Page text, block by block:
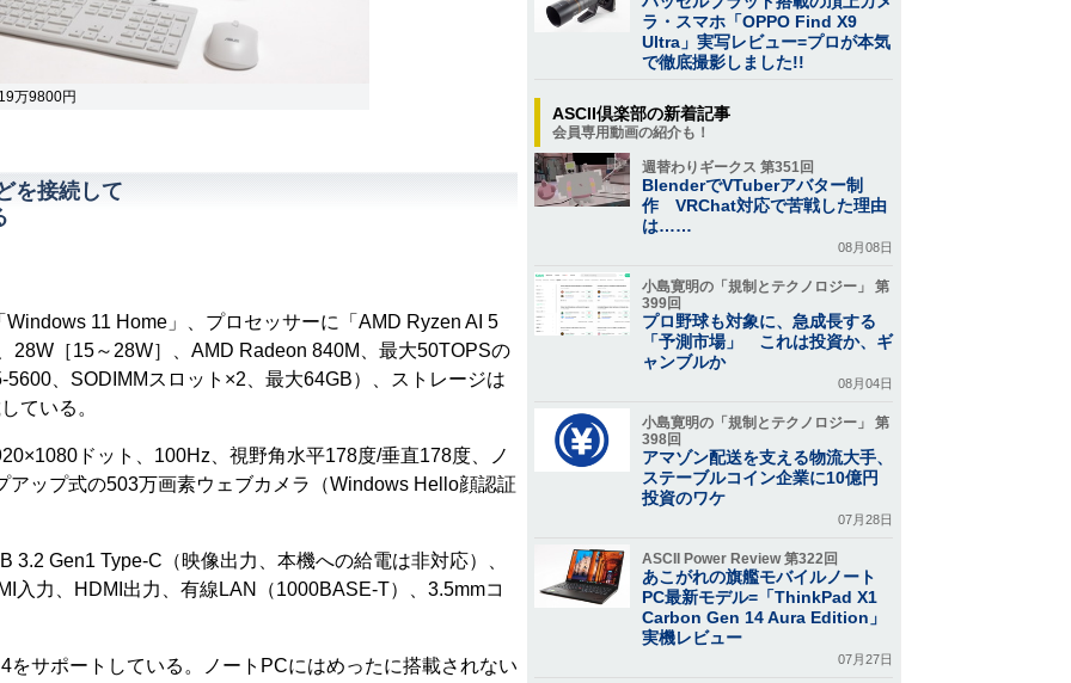
万9800円
を接続して
11 Home」、プロセッサーに「AMD Ryzen AI 5
28W［15～28W］、AMD Radeon 840M、最大50TOPSの
、SODIMMスロット×2、最大64GB）、ストレージは
ている。
ドット、100Hz、視野角水平178度/垂直178度、ノ
ップ式の503万画素ウェブカメラ（Windows Hello顔認証
Gen1 Type-C（映像出力、本機への給電は非対応）、
入力、HDMI出力、有線LAN（1000BASE-T）、3.5mmコ
サポートしている。ノートPCにはめったに搭載されない
ラ・スマホ「OPPO Find X9
Ultra」実写レビュー=プロが本気
で徹底撮影しました!!
ASCII倶楽部の新着記事
会員専用動画の紹介も！
週替わりギークス 第351回
BlenderでVTuberアバター制
作 VRChat対応で苦戦した理由
は……
08月08日
小島寛明の「規制とテクノロジー」 第
399回
プロ野球も対象に、急成長する
「予測市場」 これは投資か、ギ
ャンブルか
08月04日
小島寛明の「規制とテクノロジー」 第
398回
アマゾン配送を支える物流大手、
ステーブルコイン企業に10億円
投資のワケ
07月28日
ASCII Power Review 第322回
あこがれの旗艦モバイルノート
PC最新モデル=「ThinkPad X1
Carbon Gen 14 Aura Edition」
実機レビュー
07月27日